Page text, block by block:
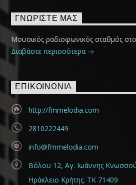
ΓΝΩΡΊΣΤΕ ΜΑΣ
Μουσικός ραδιοφωνικός σταθμός
Διαβάστε περισσότερα
ΕΠΙΚΟΙΝΩΝΊΑ
http://fmmelodia.com
2810222449
info@fmmelodia.com
Βόλου 12, Αγ. Ιωάννης
Ηράκλειο Κρήτης. ΤΚ 71409